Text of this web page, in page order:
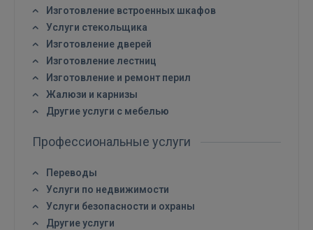
Изготовление встроенных шкафов
Услуги стекольщика
Изготовление дверей
Изготовление лестниц
Изготовление и ремонт перил
Жалюзи и карнизы
Другие услуги с мебелью
Профессиональные услуги
Переводы
Услуги по недвижимости
Услуги безопасности и охраны
Другие услуги